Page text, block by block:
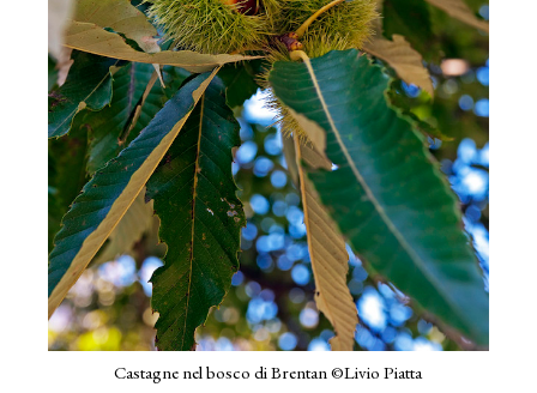
Castagne nel bosco di Brentan ©Livio Piatta